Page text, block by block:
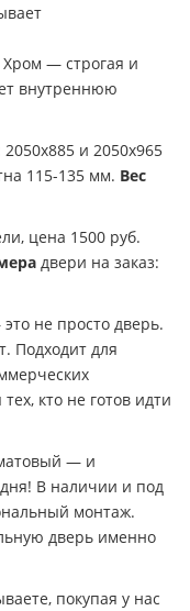
— строгая и
внутреннюю
2050х885 и 2050х965
115-135 мм. Вес
цена 1500 руб.
двери на заказ:
не просто дверь.
Подходит для
кто не готов идти
— и
В наличии и под
монтаж.
дверь именно
покупая у нас